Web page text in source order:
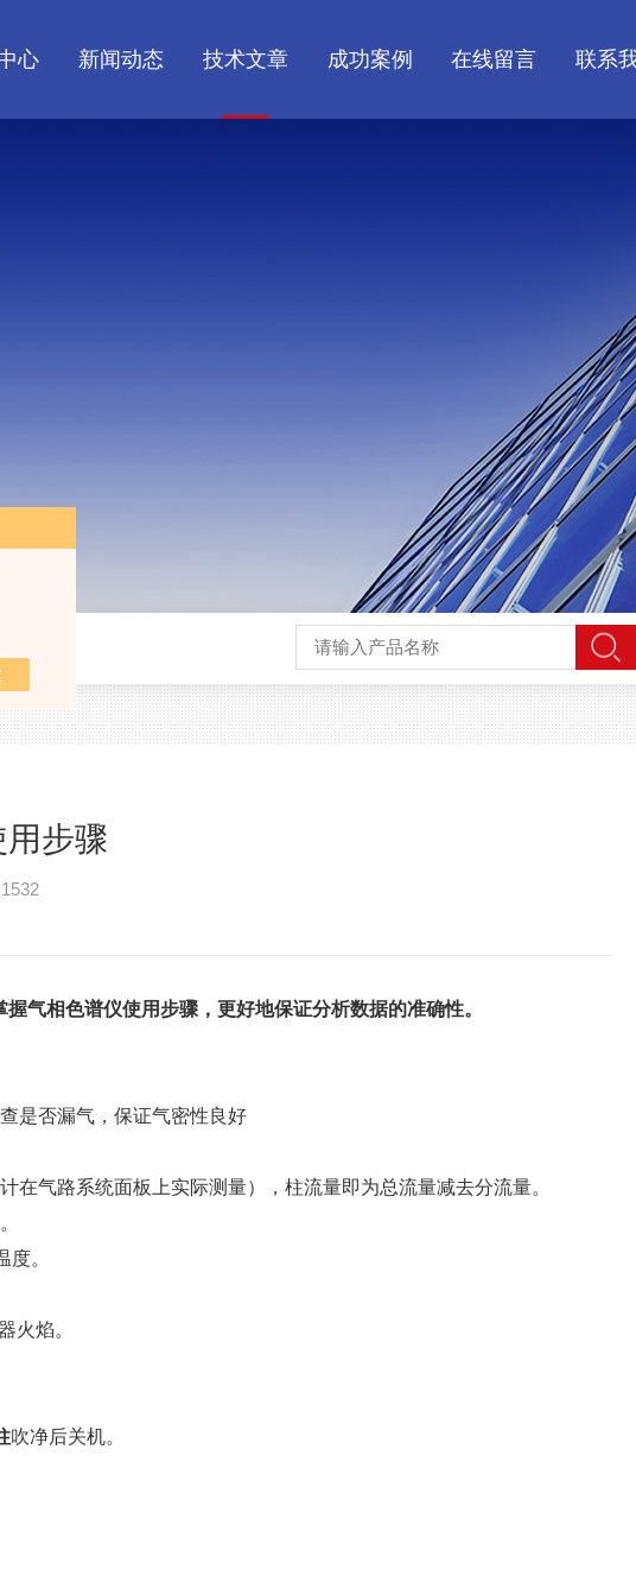
心 新闻动态 技术文章 成功案例 在线留言 联系
步骤
气相色谱仪使用步骤，更好地保证分析数据的准确性。
是否漏气，保证气密性良好
气路系统面板上实际测量），柱流量即为总流量减去分流量。
。
火焰。
吹净后关机。